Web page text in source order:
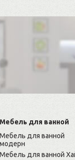
Мебель для ванной
Мебель для ванной
модерн
Мебель для ванной